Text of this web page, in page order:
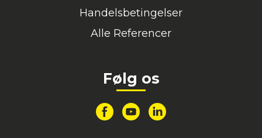
Handelsbetingelser
Alle Referencer
Følg os